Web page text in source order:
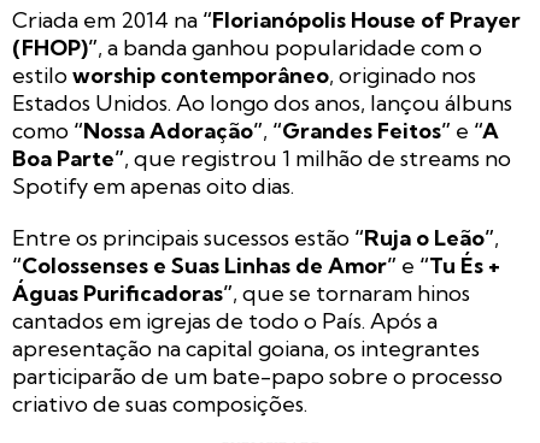
Criada em 2014 na “Florianópolis House of Prayer
(FHOP)”, a banda ganhou popularidade com o
estiloworship contemporâneo, originado nos
Estados Unidos. Ao longo dos anos, lançou álbuns
como “Nossa Adoração”, “Grandes Feitos” e “A
Boa Parte”, que registrou 1 milhão de streams no
Spotify em apenas oito dias.
Entre os principais sucessos estão “Ruja o Leão”,
“Colossenses e Suas Linhas de Amor” e “Tu És +
Águas Purificadoras”, que se tornaram hinos
cantados em igrejas de todo o País. Após a
apresentação na capital goiana, os integrantes
participarão de um bate-papo sobre o processo
criativo de suas composições.